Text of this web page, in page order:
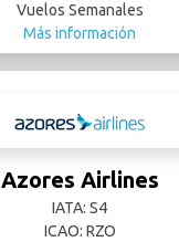
Vuelos Semanales
Más información
Azores Airlines
IATA: S4
ICAO: RZO